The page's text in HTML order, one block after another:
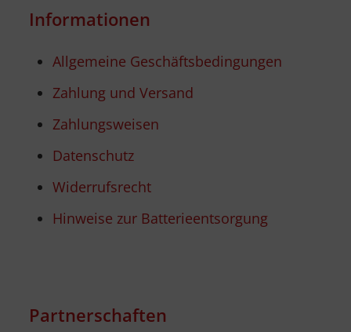
Informationen
Allgemeine Geschäftsbedingungen
Zahlung und Versand
Zahlungsweisen
Datenschutz
Widerrufsrecht
Hinweise zur Batterieentsorgung
Partnerschaften